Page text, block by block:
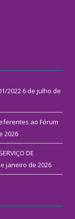
2022 6 de julho de
ao Fórum
2026
DE
janeiro de 2026